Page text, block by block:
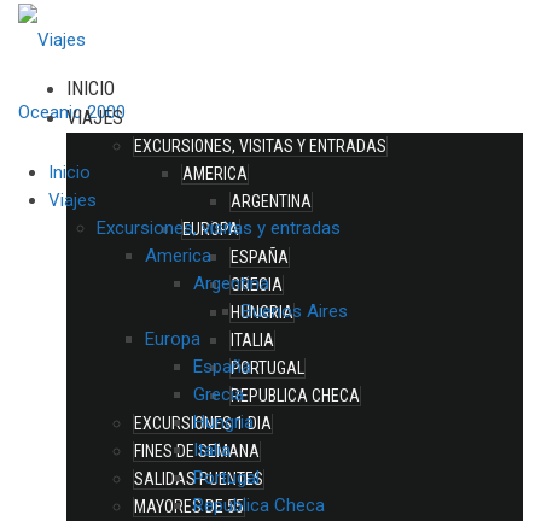
INICIO
VIAJES
EXCURSIONES, VISITAS Y ENTRADAS
AMERICA
ARGENTINA
EUROPA
ESPAÑA
GRECIA
HUNGRIA
ITALIA
PORTUGAL
REPUBLICA CHECA
EXCURSIONES 1 DIA
FINES DE SEMANA
SALIDAS PUENTES
MAYORES DE 55
Inicio
Viajes
Excursiones, visitas y entradas
America
Argentina
Buenos Aires
Europa
España
Grecia
Hungria
Italia
Portugal
Republica Checa